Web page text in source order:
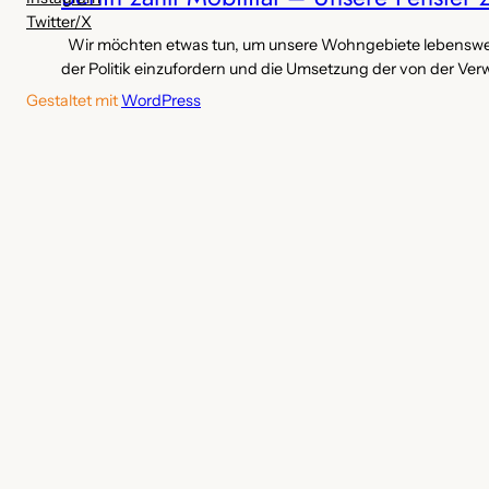
Wir möchten etwas tun, um unsere Wohngebiete
der Politik einzufordern und die Umsetzung der von der
Twitter/X
Gestaltet mit WordPress